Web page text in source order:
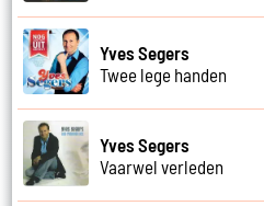
Yves Segers
Twee lege handen
Yves Segers
Vaarwel verleden